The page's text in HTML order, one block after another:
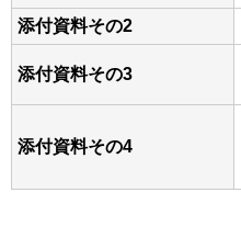
添付資料その2
添付資料その3
添付資料その4